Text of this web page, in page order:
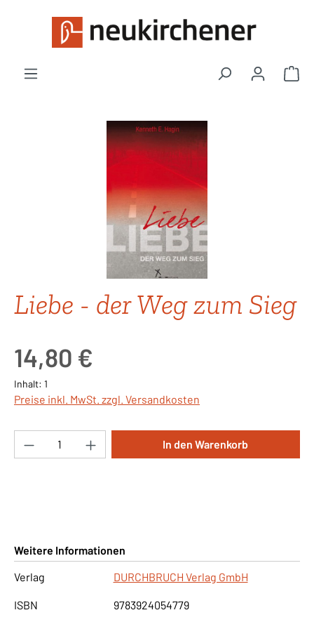
Zum Hauptinhalt springen
Bildergalerie überspringen
Liebe - der Weg zum Sieg
14,80 €
Inhalt: 1
Preise inkl. MwSt. zzgl. Versandkosten
Produkt Anzahl: Gib den gewünschten
In den Warenkorb
Weitere Informationen
Verlag
DURCHBRUCH Verlag GmbH
ISBN 9783924054779